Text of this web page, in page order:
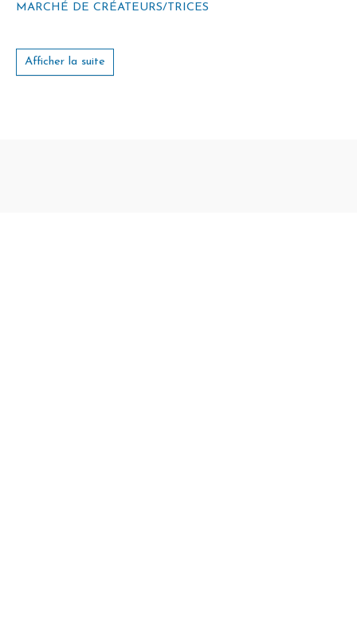
MARCHÉ DE CRÉATEURS/TRICES
Afficher la suite